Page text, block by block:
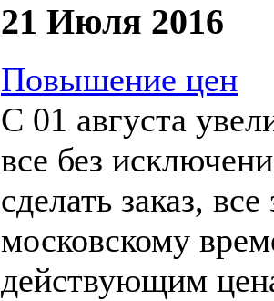
21 Июля 2016
Повышение цен
С 01 августа
все без
сделать заказ,
московскому
действующим